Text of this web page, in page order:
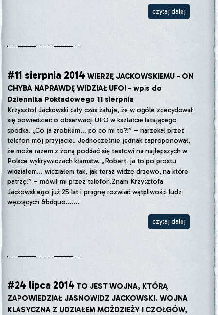
czytaj dalej
#11 sierpnia 2014 WIERZĘ JACKOWSKIEMU - ON
CHYBA NAPRAWDĘ WIDZIAŁ UFO! - wpis do
Dziennika Pokładowego 11 sierpnia
Krzysztof Jackowski cały czas żałuje, że w ogóle zdecydował
się powiedzieć o obserwacji UFO w kształcie latającego
spodka. „Co ja zrobiłem… po co mi to?!” – narzekał przez
telefon mój przyjaciel. Jednocześnie jednak zaproponował,
że może razem z żoną poddać się testowi na najlepszych w
Polsce wykrywaczach kłamstw. „Robert, ja to po prostu
widziałem… widziałem tak, jak teraz widzę drzewo, na które
patrzę!” – mówił mi przez telefon.Znam Krzysztofa
Jackowskiego już 25 lat i pragnę rozwiać wątpliwości ludzi
węszących &bdquo.......
czytaj dalej
#24 lipca 2014 TO JEST WOJNA, KTÓRĄ
ZAPOWIEDZIAŁ JASNOWIDZ JACKOWSKI. WOJNA
KLASYCZNA Z UDZIAŁEM MOŻDZIEŻY I CZOŁGÓW,